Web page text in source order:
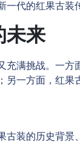
一代的红果古装
未来
满挑战。一
一方面，红
古装的历史背